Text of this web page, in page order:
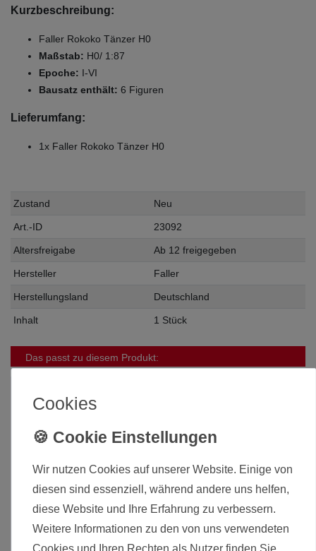
Kurzbeschreibung:
Faller Rokoko Tänzer H0
Maßstab: H0/ 1:87
Epoche: I-VI
Bausatz enthält: 6 Figuren
Lieferumfang:
1x Faller Rokoko Tänzer H0
Zustand Neu
Art.-ID 23092
Altersfreigabe Ab 12 freigegeben
Hersteller Faller
Herstellungsland Deutschland
Inhalt 1 Stück
Das passt zu diesem Produkt:
Cookies
Wir nutzen Cookies auf unserer Website. Einige von
diesen sind essenziell, während andere uns helfen,
diese Website und Ihre Erfahrung zu verbessern.
Weitere Informationen zu den von uns verwendeten
Cookies und Ihren Rechten als Nutzer finden Sie